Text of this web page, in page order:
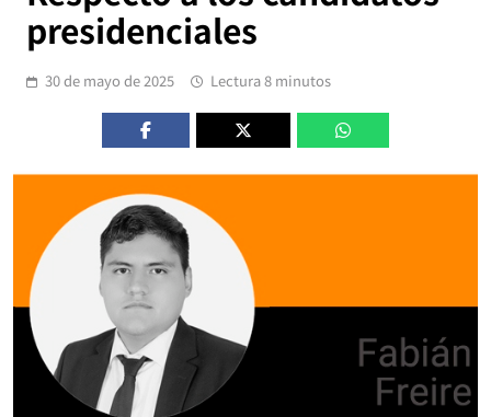
presidenciales
30 de mayo de 2025 Lectura 8 minutos